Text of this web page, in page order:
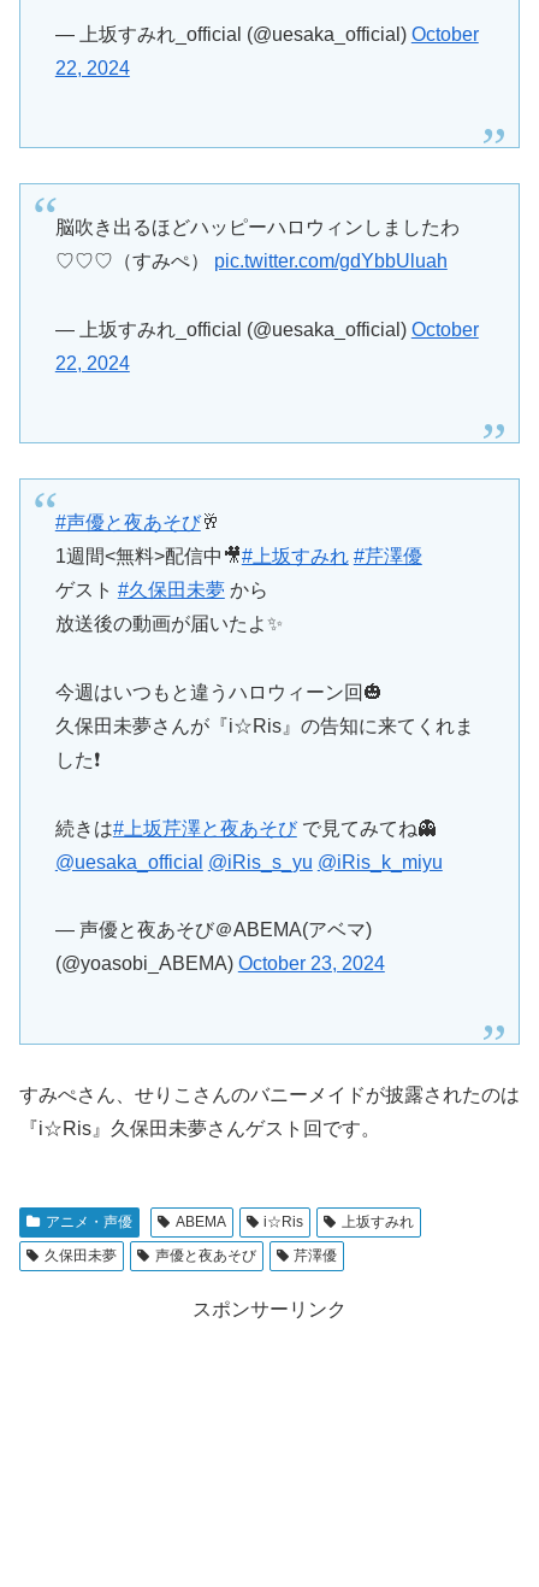
— 上坂すみれ_official (@uesaka_official) October
22, 2024
脳吹き出るほどハッピーハロウィンしましたわ
♡♡♡（すみぺ） pic.twitter.com/gdYbbUluah
— 上坂すみれ_official (@uesaka_official) October
22, 2024
#声優と夜あそび🥂
1週間<無料>配信中🎥#上坂すみれ #芹澤優
ゲスト #久保田未夢から
放送後の動画が届いたよ✨
今週はいつもと違うハロウィーン回🎃
久保田未夢さんが『i☆Ris』の告知に来てくれま
した❗️
続きは#上坂芹澤と夜あそびで見てみてね👻
@uesaka_official @iRis_s_yu @iRis_k_miyu
— 声優と夜あそび＠ABEMA(アベマ)
(@yoasobi_ABEMA) October 23, 2024
すみぺさん、せりこさんのバニーメイドが披露されたのは
『i☆Ris』久保田未夢さんゲスト回です。
アニメ・声優 ABEMA i☆Ris
上坂すみれ
久保田未夢
声優と夜あそび 芹澤優
スポンサーリンク